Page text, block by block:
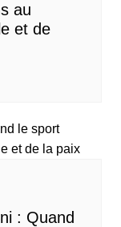
au
et de
: Quand